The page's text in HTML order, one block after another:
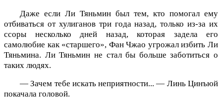
Даже если Ли Тяньмин был тем, кто помогал ему
отбиваться от хулиганов три года назад, только из-за их
ссоры несколько дней назад, которая задела его
самолюбие как «старшего», Фан Чжао угрожал избить Ли
Тяньмина. Ли Тяньмин не стал бы больше заботиться о
таких людях.
— Зачем тебе искать неприятности... — Линь Цинъюй
покачала головой.